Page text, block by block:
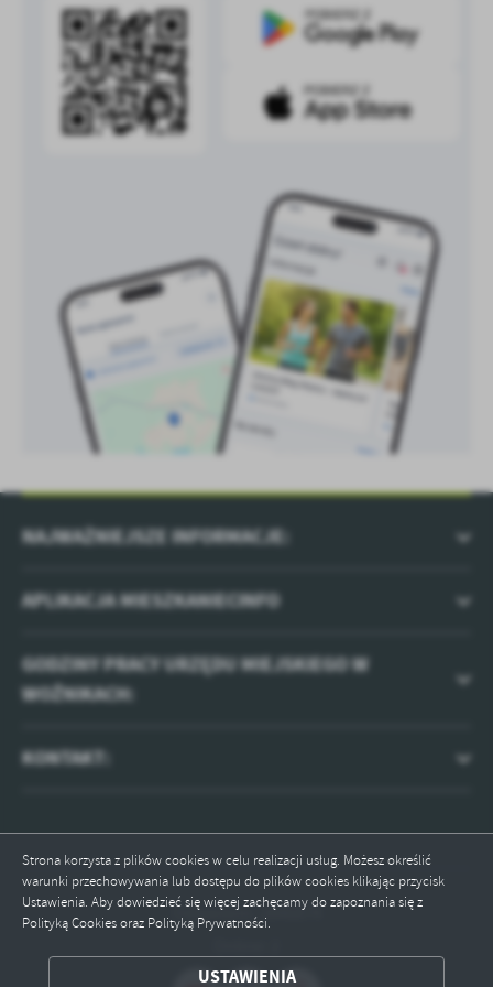
Strona korzysta z plików cookies w celu realizacji usług. Możesz określić
warunki przechowywania lub dostępu do plików cookies klikając przycisk
Ustawienia. Aby dowiedzieć się więcej zachęcamy do zapoznania się z
Polityką Cookies oraz Polityką Prywatności.
USTAWIENIA
ZAPISZ WYBRANE
NAJWAŻNIEJSZE INFORMACJE:
APLIKACJA MIESZKANIECINFO
GODZINY PRACY URZĘDU MIEJSKIEGO W
WOŹNIKACH:
KONTAKT:
Odwiedzin: 2046874